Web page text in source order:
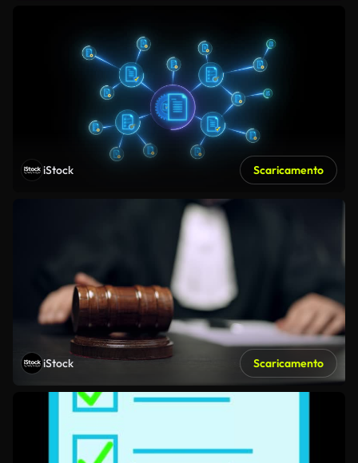
iStock Scaricamento
iStock Scaricamento